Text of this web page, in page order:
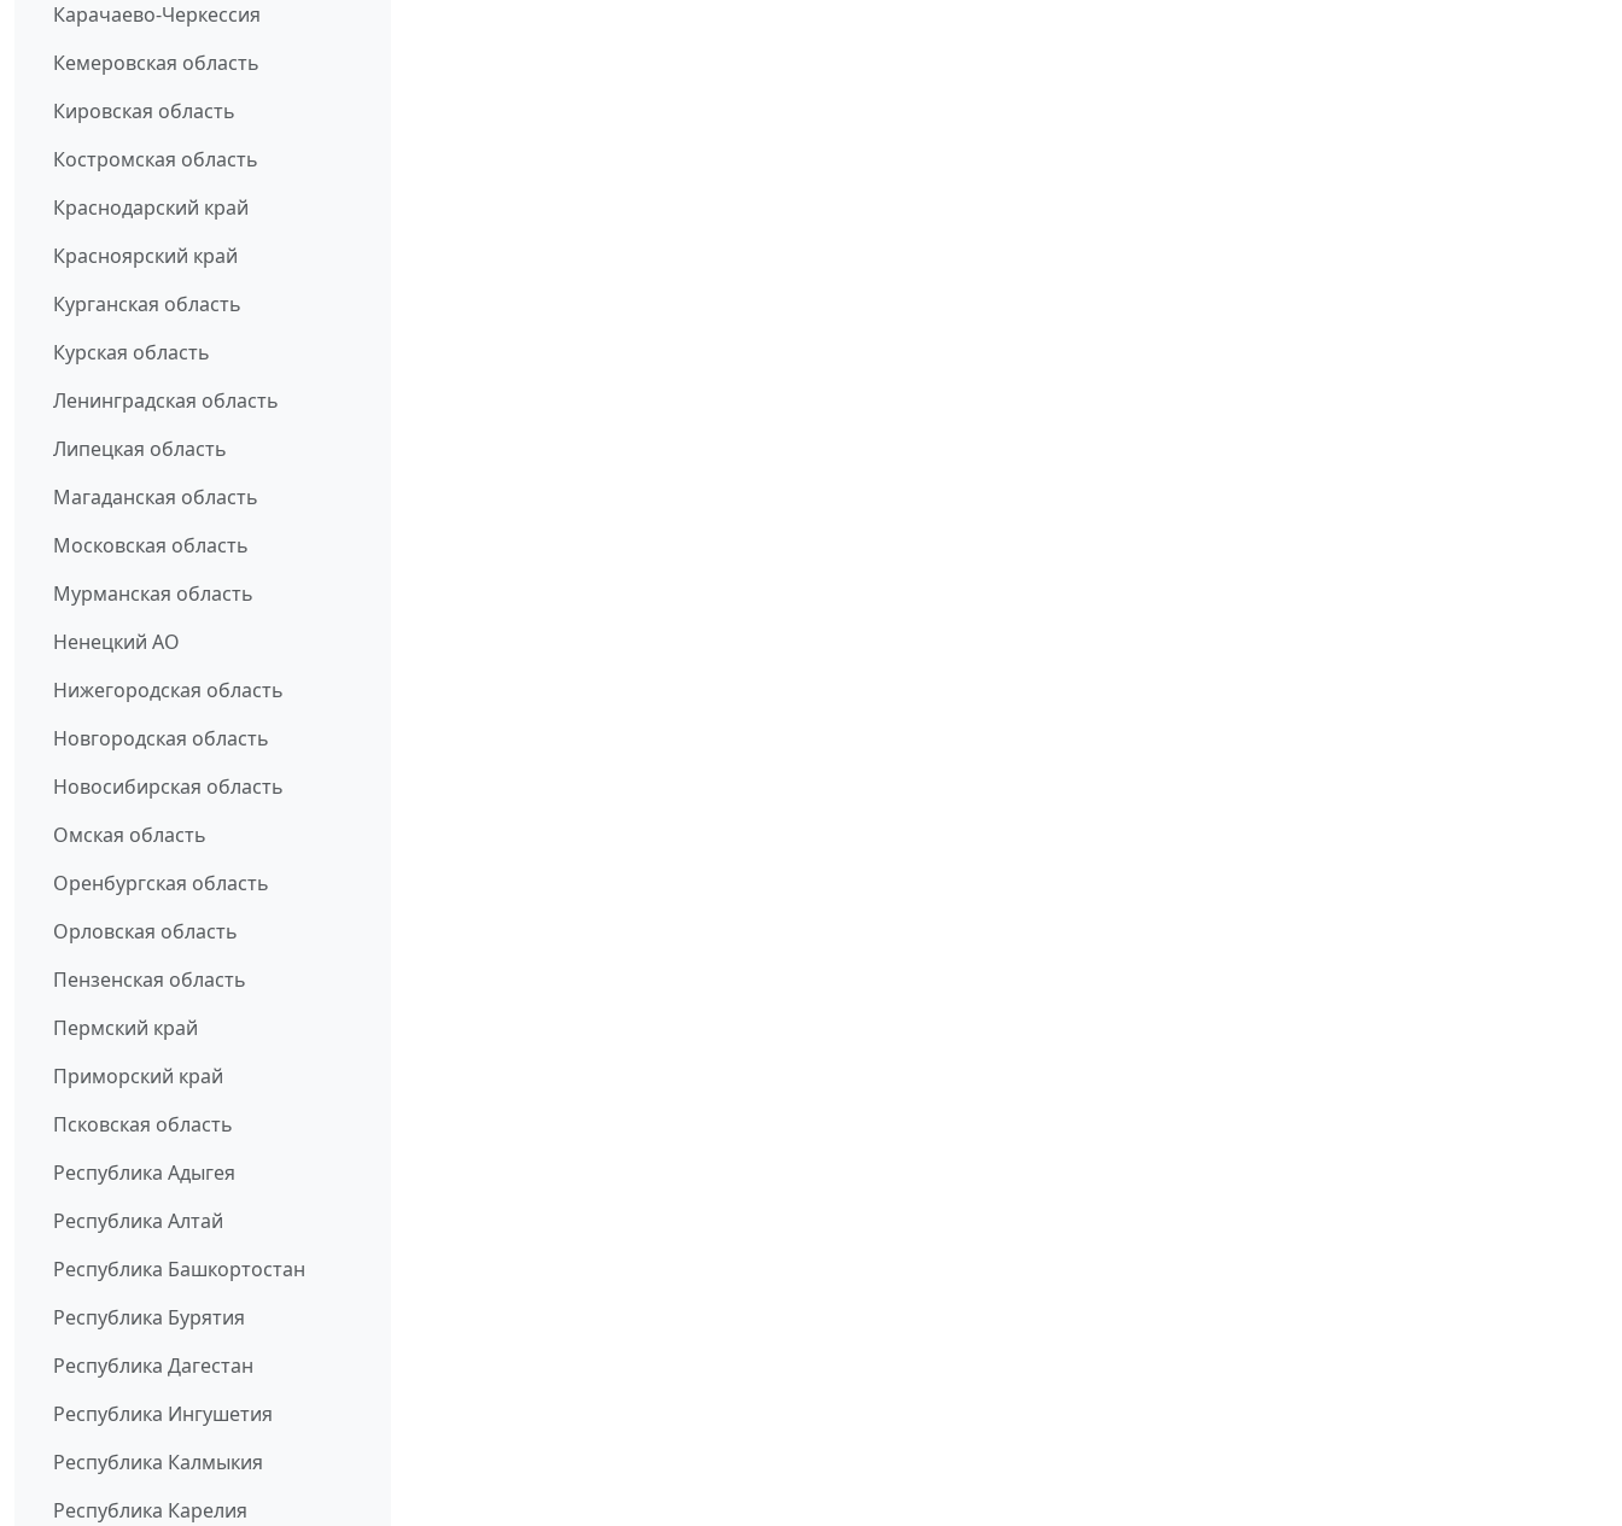
Карачаево-Черкессия
Кемеровская область
Кировская область
Костромская область
Краснодарский край
Красноярский край
Курганская область
Курская область
Ленинградская область
Липецкая область
Магаданская область
Московская область
Мурманская область
Ненецкий АО
Нижегородская область
Новгородская область
Новосибирская область
Омская область
Оренбургская область
Орловская область
Пензенская область
Пермский край
Приморский край
Псковская область
Республика Адыгея
Республика Алтай
Республика Башкортостан
Республика Бурятия
Республика Дагестан
Республика Ингушетия
Республика Калмыкия
Республика Карелия